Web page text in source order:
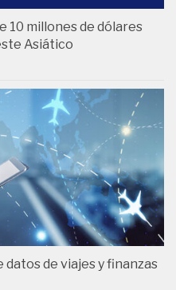
10 millones de dólares
Asiático
datos de viajes y finanzas